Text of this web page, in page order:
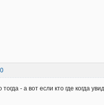
- а вот если кто где когда